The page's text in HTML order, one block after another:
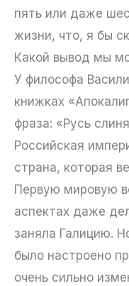
пять или даже
жизни, что, я бы
Какой вывод мы
У философа
книжках
фраза: «Русь
Российская
страна, которая
Первую мировую
аспектах даже
заняла Галицию.
было настроено
очень сильно